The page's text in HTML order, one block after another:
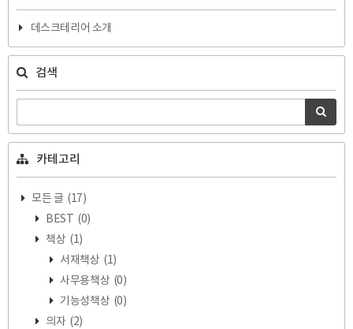
데스크테리어 소개
검색
카테고리
모든 글 (17)
BEST (0)
책상 (1)
서재책상 (1)
사무용책상 (0)
기능성책상 (0)
의자 (2)